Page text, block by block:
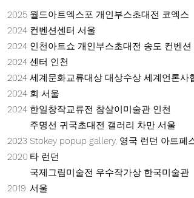
2025
2024
2024
2024
2024
2024
2024
2023
2020
2019
월드아트엑스포 개인부스초대전 코엑스
컨벤션센터 서울
인천아트쇼 개인부스초대전 송도 컨벤션
센터 인천
세계문화교류대상 대상수상 세계언론사협
회 서울
한일창작교류전 참살이미술관 인천
주명선 귀국초대전 갤러리 차만 서울
Stokey popup gallery, 영국 런던 아트페스
타 런던
국제그림미술전 우수작가상 한국미술관
서울